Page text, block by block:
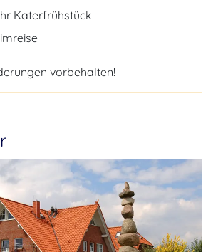
Katerfrühstück
vorbehalten!